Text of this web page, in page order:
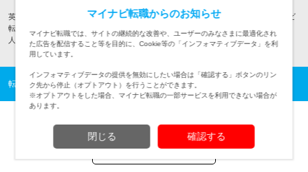
英語・中国語など言語を生かした、北米など海外の豊富な転職・求人情報はマイナビ
転職グローバル。アメリカやカナダなど北米の求人・転職情報などご希望の転職求
人・条件からあなたにあった求人選びができます。
転職TOP 海外の転職・求人情報TOP 北米の転職・求人情報一覧
TOPページへ
マイナビ転職からのお知らせ
マイナビ転職では、サイトの継続的な改善や、ユーザーのみなさまに最適化され
た広告を配信すること等を目的に、Cookie等の「インフォマティブデータ」を利
用しています。
インフォマティブデータの提供を無効にしたい場合は「確認する」ボタンのリン
ク先から停止（オプトアウト）を行うことができます。
※オプトアウトをした場合、マイナビ転職の一部サービスを利用できない場合が
あります。
閉じる 確認する